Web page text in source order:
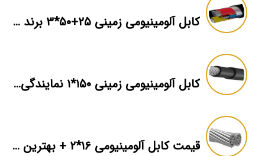
کابل آلومینیومی زمینی ۲۵+۵۰*۳ برند ماهان
کابل آلومینیومی زمینی ۱۵۰*۱ نمایندگی فروش
قیمت کابل آلومینیومی ۱۶*۲ + بهترین برند بازار + اطلاعات فنی